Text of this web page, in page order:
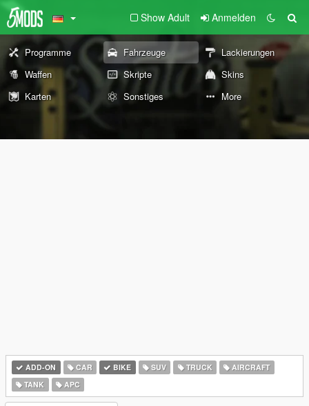
Show Adult Anmelden
Programme Fahrzeuge
Lackierungen
Waffen
Skripte
Skins
Karten
Sonstiges More
ADD-ON CAR BIKE SUV TRUCK
AIRCRAFT
TANK
APC